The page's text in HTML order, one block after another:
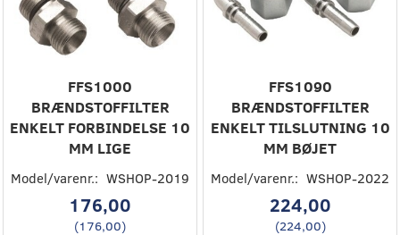
FFS1000
BRÆNDSTOFFILTER
ENKELT FORBINDELSE 10
MM LIGE
Model/varenr.: WSHOP-2019
176,00
(176,00)
FFS1090
BRÆNDSTOFFILTER
ENKELT TILSLUTNING 10
MM BØJET
Model/varenr.: WSHOP-2022
224,00
(224,00)